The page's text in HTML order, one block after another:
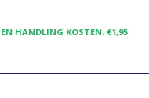
HANDLING KOSTEN: €1,95